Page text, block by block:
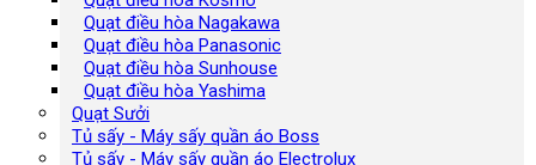
Quạt điều hòa Nagakawa
Quạt điều hòa Panasonic
Quạt điều hòa Sunhouse
Quạt điều hòa Yashima
Quạt Sưởi
Tủ sấy - Máy sấy quần áo Boss
Tủ sấy - Máy sấy quần áo Electrolux